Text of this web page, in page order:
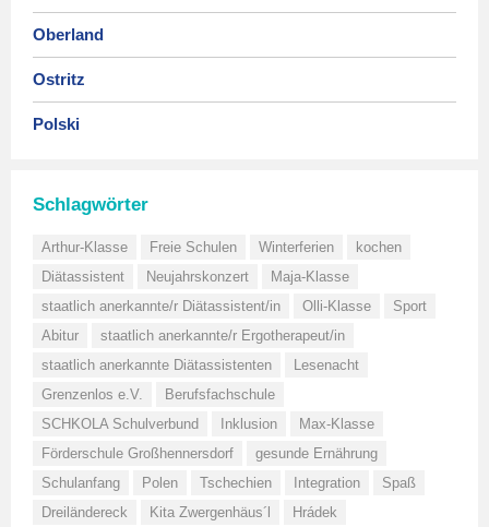
Oberland
Ostritz
Polski
Schlagwörter
Arthur-Klasse Freie Schulen Winterferien
kochen
Diätassistent
Neujahrskonzert
Maja-Klasse
staatlich anerkannte/r Diätassistent/in
Olli-Klasse
Sport
Abitur
staatlich anerkannte/r Ergotherapeut/in
staatlich anerkannte Diätassistenten
Lesenacht
Grenzenlos e.V.
Berufsfachschule
SCHKOLA Schulverbund
Inklusion
Max-Klasse
Förderschule Großhennersdorf
gesunde Ernährung
Schulanfang
Polen Tschechien Integration
Spaß
Dreiländereck
Kita Zwergenhäus´l
Hrádek